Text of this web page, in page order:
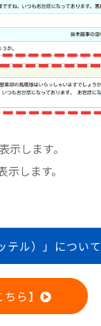
します。
します。
テル）」につい
ら】